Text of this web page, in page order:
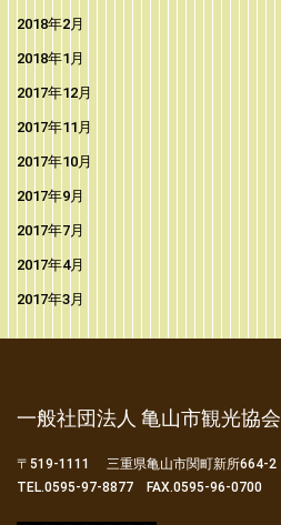
2018年2月
2018年1月
2017年12月
2017年11月
2017年10月
2017年9月
2017年7月
2017年4月
2017年3月
一般社団法人 亀山市観光協会
〒519-1111 三重県亀山市関町新所664-2
TEL.0595-97-8877 FAX.0595-96-0700